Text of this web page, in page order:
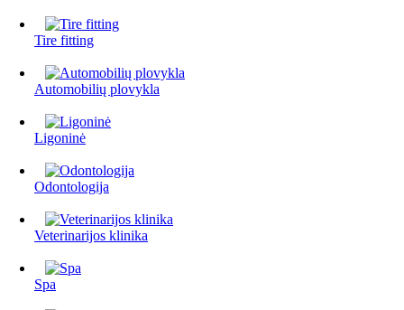
Tire fitting
Automobilių plovykla
Ligoninė
Odontologija
Veterinarijos klinika
Spa